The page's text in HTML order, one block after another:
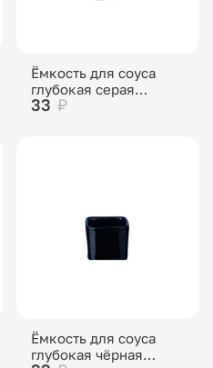
Ёмкость для соуса
глубокая серая
квадрат 50 мл 55 мм
33 ₽
Ёмкость для соуса
глубокая чёрная